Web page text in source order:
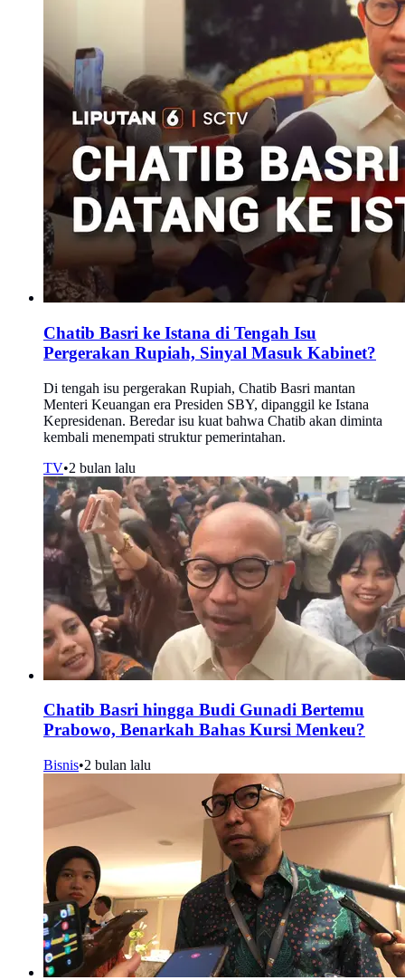
Chatib Basri ke Istana di Tengah Isu
Pergerakan Rupiah, Sinyal Masuk Kabinet?
Di tengah isu pergerakan Rupiah, Chatib Basri mantan
Menteri Keuangan era Presiden SBY, dipanggil ke Istana
Kepresidenan. Beredar isu kuat bahwa Chatib akan diminta
kembali menempati struktur pemerintahan.
TV•2 bulan lalu
Chatib Basri hingga Budi Gunadi Bertemu
Prabowo, Benarkah Bahas Kursi Menkeu?
Bisnis•2 bulan lalu